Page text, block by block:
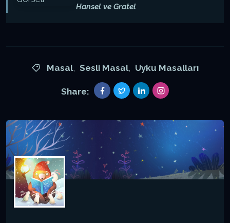
Hansel ve Gratel
Masal, Sesli Masal, Uyku Masalları
Share: